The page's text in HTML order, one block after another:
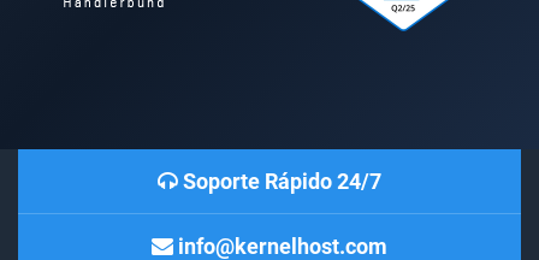
Soporte Rápido 24/7
info@kernelhost.com